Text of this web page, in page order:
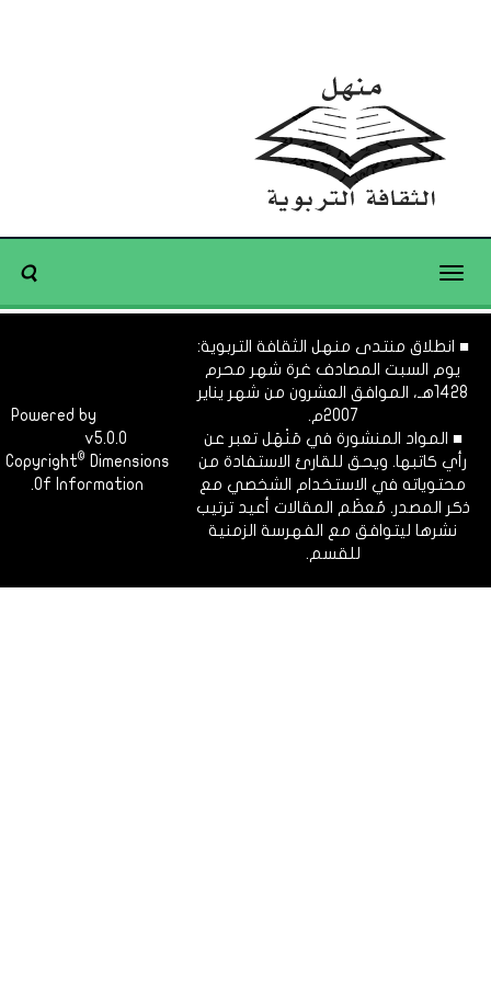
Toggle
■ انطلاق منتدى منهل الثقافة التربوية:
يوم السبت المصادف غرة شهر محرم
1428هـ، الموافق العشرون من شهر يناير
2007م.
■ المواد المنشورة في مَنْهَل تعبر عن
رأي كاتبها. ويحق للقارئ الاستفادة من
محتوياته في الاستخدام الشخصي مع
ذكر المصدر. مُعظَم المقالات أعيد ترتيب
نشرها ليتوافق مع الفهرسة الزمنية
للقسم.
Powered by
v5.0.0
Copyright©
Dimensions
Of Information.